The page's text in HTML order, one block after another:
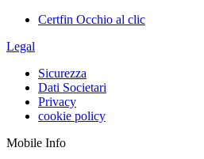
Certfin Occhio al clic
Legal
Sicurezza
Dati Societari
Privacy
cookie policy
Mobile Info